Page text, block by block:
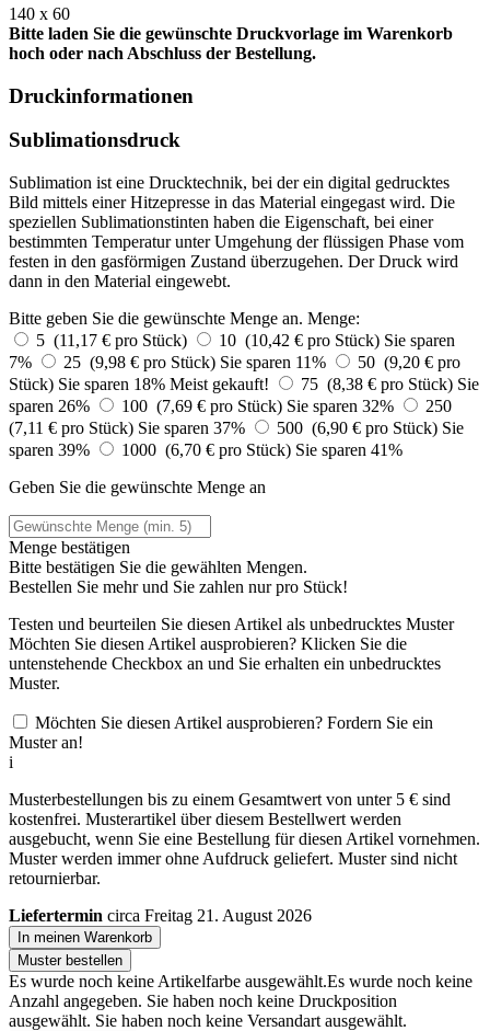
140 x 60
Bitte laden Sie die gewünschte Druckvorlage im Warenkorb
hoch oder nach Abschluss der Bestellung.
Druckinformationen
Sublimationsdruck
Sublimation ist eine Drucktechnik, bei der ein digital gedrucktes
Bild mittels einer Hitzepresse in das Material eingegast wird. Die
speziellen Sublimationstinten haben die Eigenschaft, bei einer
bestimmten Temperatur unter Umgehung der flüssigen Phase vom
festen in den gasförmigen Zustand überzugehen. Der Druck wird
dann in den Material eingewebt.
Bitte geben Sie die gewünschte Menge an. Menge:
5 (11,17 € pro Stück)
10 (10,42 € pro Stück) Sie sparen
7%
25 (9,98 € pro Stück) Sie sparen 11%
50 (9,20 € pro
Stück) Sie sparen 18% Meist gekauft! 75 (8,38 € pro Stück) Sie
sparen 26%
100 (7,69 € pro Stück) Sie sparen 32%
250
(7,11 € pro Stück) Sie sparen 37% 500 (6,90 € pro Stück) Sie
sparen 39%
1000 (6,70 € pro Stück) Sie sparen 41%
Geben Sie die gewünschte Menge an
Menge bestätigen
Bitte bestätigen Sie die gewählten Mengen.
Bestellen Sie mehr und Sie zahlen nurpro Stück!
Testen und beurteilen Sie diesen Artikel als unbedrucktes Muster
Möchten Sie diesen Artikel ausprobieren? Klicken Sie die
untenstehende Checkbox an und Sie erhalten ein unbedrucktes
Muster.
Möchten Sie diesen Artikel ausprobieren? Fordern Sie ein
Muster an!
i
Musterbestellungen bis zu einem Gesamtwert von unter 5 € sind
kostenfrei. Musterartikel über diesem Bestellwert werden
ausgebucht, wenn Sie eine Bestellung für diesen Artikel vornehmen.
Muster werden immer ohne Aufdruck geliefert. Muster sind nicht
retournierbar.
Liefertermin circa Freitag 21. August 2026
In meinen Warenkorb
Muster bestellen
Es wurde noch keine Artikelfarbe ausgewählt.Es wurde noch keine
Anzahl angegeben. Sie haben noch keine Druckposition
ausgewählt. Sie haben noch keine Versandart ausgewählt.